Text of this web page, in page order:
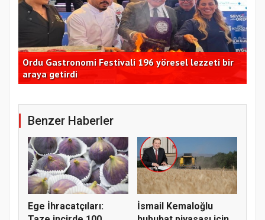
Ordu Gastronomi Festivali 196 yöresel lezzeti bir
araya getirdi
Benzer Haberler
Ege İhracatçıları:
İsmail Kemaloğlu